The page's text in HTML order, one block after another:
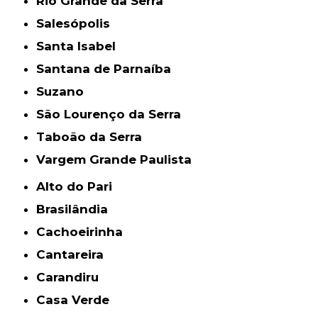
Salesópolis
Santa Isabel
Santana de Parnaíba
Suzano
São Lourenço da Serra
Taboão da Serra
Vargem Grande Paulista
Alto do Pari
Brasilândia
Cachoeirinha
Cantareira
Carandiru
Casa Verde